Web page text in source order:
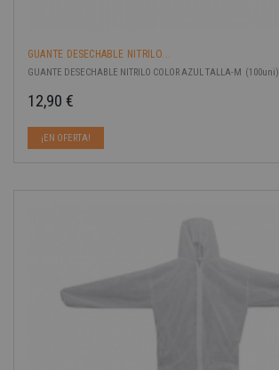
GUANTE DESECHABLE NITRILO...
GUANTE DESECHABLE NITRILO COLOR AZUL TALLA-M (100uni)
12,90 €
¡EN OFERTA!